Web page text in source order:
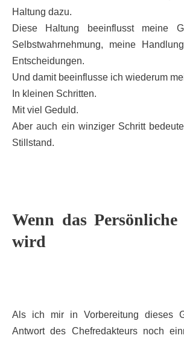
Haltung dazu.
Diese Haltung beeinflusst meine
Selbstwahrnehmung, meine
Entscheidungen.
Und damit beeinflusse ich wiederum
In kleinen Schritten.
Mit viel Geduld.
Aber auch ein winziger Schritt
Stillstand.
Wenn das
wird
Als ich mir in Vorbereitung dieses
Antwort des Chefredakteurs noch